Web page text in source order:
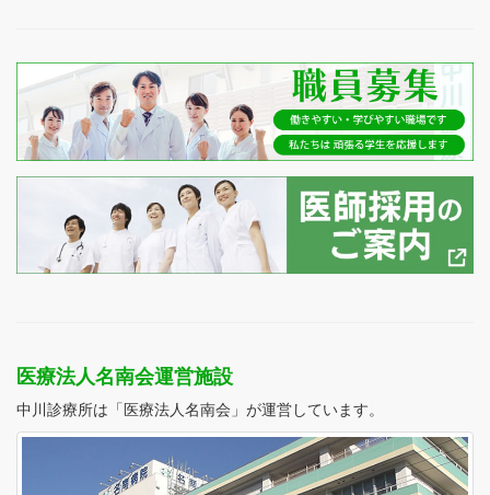
医療法人名南会運営施設
中川診療所は「医療法人名南会」が運営しています。